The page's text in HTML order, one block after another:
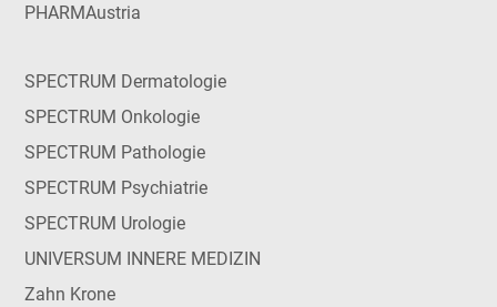
PHARMAustria
SPECTRUM Dermatologie
SPECTRUM Onkologie
SPECTRUM Pathologie
SPECTRUM Psychiatrie
SPECTRUM Urologie
UNIVERSUM INNERE MEDIZIN
Zahn Krone